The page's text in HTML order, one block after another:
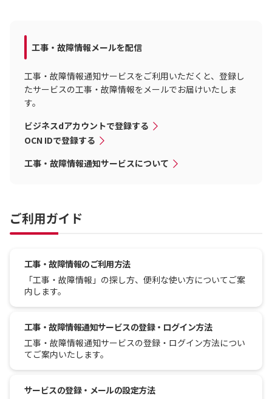
工事・故障情報メールを配信
工事・故障情報通知サービスをご利用いただくと、登録し
たサービスの工事・故障情報をメールでお届けいたしま
す。
ビジネスdアカウントで登録する
OCN IDで登録する
工事・故障情報通知サービスについて
ご利用ガイド
工事・故障情報のご利用方法
「工事・故障情報」の探し方、便利な使い方についてご案
内します。
工事・故障情報通知サービスの登録・ログイン方法
工事・故障情報通知サービスの登録・ログイン方法につい
てご案内いたします。
サービスの登録・メールの設定方法